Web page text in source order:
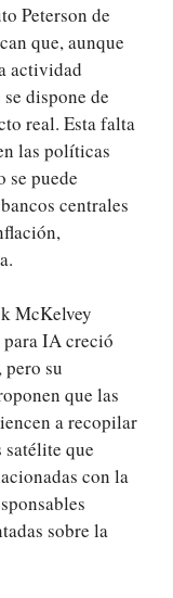
Peterson de
que, aunque
actividad
dispone de
real. Esta falta
las políticas
se puede
centrales
McKelvey
IA creció
su
que las
a recopilar
satélite que
con la
sobre la